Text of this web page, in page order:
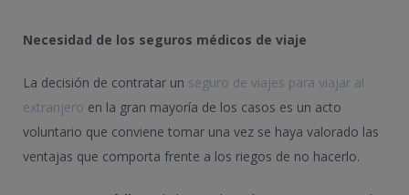
Necesidad de los seguros médicos de viaje
La decisión de contratar un seguro de viajes para viajar al
extranjero en la gran mayoría de los casos es un acto
voluntario que conviene tomar una vez se haya valorado las
ventajas que comporta frente a los riegos de no hacerlo.